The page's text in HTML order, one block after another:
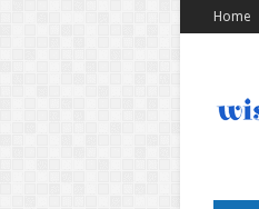
Home